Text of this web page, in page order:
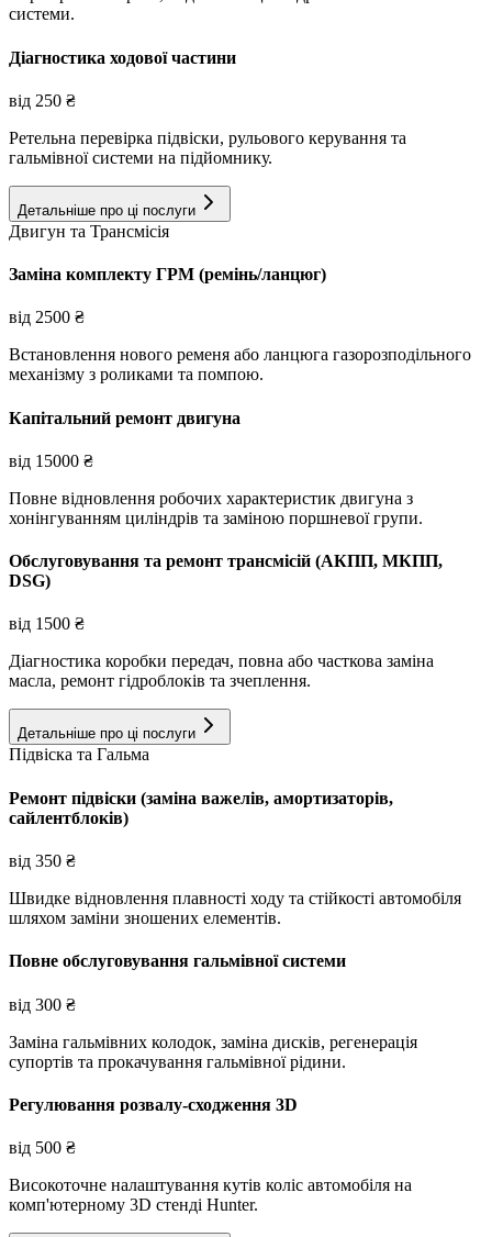
системи.
Діагностика ходової частини
від 250 ₴
Ретельна перевірка підвіски, рульового керування та
гальмівної системи на підйомнику.
Детальніше про ці послуги
Двигун та Трансмісія
Заміна комплекту ГРМ (ремінь/ланцюг)
від 2500 ₴
Встановлення нового ременя або ланцюга газорозподільного
механізму з роликами та помпою.
Капітальний ремонт двигуна
від 15000 ₴
Повне відновлення робочих характеристик двигуна з
хонінгуванням циліндрів та заміною поршневої групи.
Обслуговування та ремонт трансмісій (АКПП, МКПП,
DSG)
від 1500 ₴
Діагностика коробки передач, повна або часткова заміна
масла, ремонт гідроблоків та зчеплення.
Детальніше про ці послуги
Підвіска та Гальма
Ремонт підвіски (заміна важелів, амортизаторів,
сайлентблоків)
від 350 ₴
Швидке відновлення плавності ходу та стійкості автомобіля
шляхом заміни зношених елементів.
Повне обслуговування гальмівної системи
від 300 ₴
Заміна гальмівних колодок, заміна дисків, регенерація
супортів та прокачування гальмівної рідини.
Регулювання розвалу-сходження 3D
від 500 ₴
Високоточне налаштування кутів коліс автомобіля на
комп'ютерному 3D стенді Hunter.